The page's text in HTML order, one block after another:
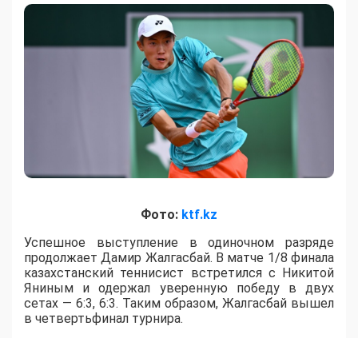
Фото: ktf.kz
Успешное выступление в одиночном разряде
продолжает Дамир Жалгасбай. В матче 1/8 финала
казахстанский теннисист встретился с Никитой
Яниным и одержал уверенную победу в двух
сетах — 6:3, 6:3. Таким образом, Жалгасбай вышел
в четвертьфинал турнира.